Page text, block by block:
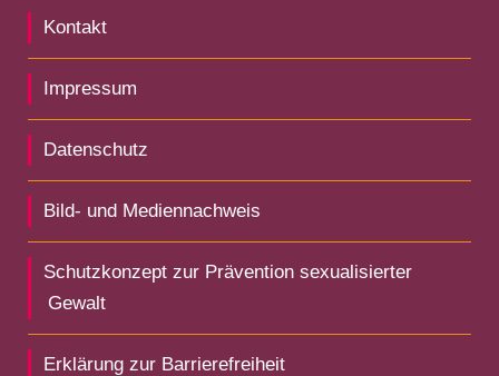
Kontakt
Impressum
Datenschutz
Bild- und Mediennachweis
Schutzkonzept zur Prävention sexualisierter
Gewalt
Erklärung zur Barrierefreiheit